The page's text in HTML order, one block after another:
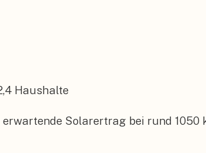
Haushalte
Solarertrag bei rund 1050